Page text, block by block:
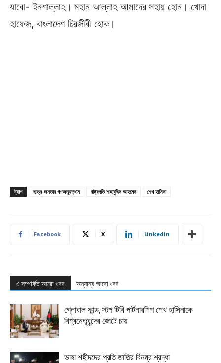
যাবো- ইনশাল্লাহ। মহান আল্লাহ আমাদের সহায় হোন। খোদা
হাফেজ, বাংলাদেশ চিরজীবী হোক।
ট্যাগ ছাত্র-জনতার গণঅভ্যুত্থান রাষ্ট্রপতি শাহাবুদ্দিন আহমেদ শেখ হাসিনা
Facebook X Linkedin
এ সম্পর্কিত আরো খবর অন্যান্য আরো খবর
গ্লোবাল ফান্ড, স্টপ টিবি পার্টনারশিপ শেখ হাসিনাকে
বিশ্বনেতৃবৃন্দের জোটে চায়
ভাষা শহীদদের প্রতি জাতির বিনম্র শ্রদ্ধা